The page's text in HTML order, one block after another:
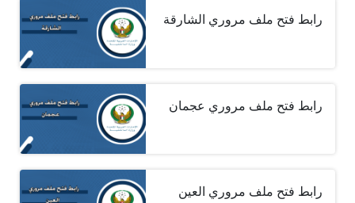
رابط فتح ملف مروري الشارقة
رابط فتح ملف مروري عجمان
رابط فتح ملف مروري العين